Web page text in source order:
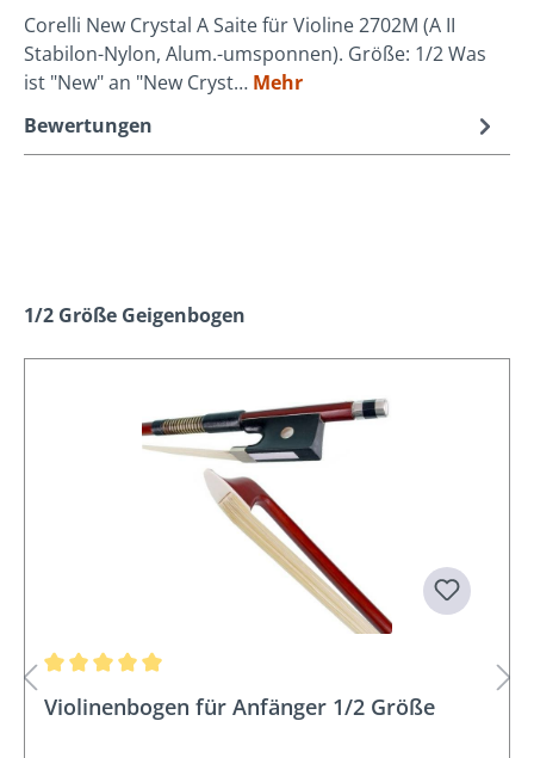
Corelli New Crystal A Saite für Violine 2702M (A II
Stabilon-Nylon, Alum.-umsponnen). Größe: 1/2 Was
ist "New" an "New Cryst… Mehr
Bewertungen
Produktgalerie überspringen
1/2 Größe Geigenbogen
Violinenbogen für Anfänger 1/2 Größe